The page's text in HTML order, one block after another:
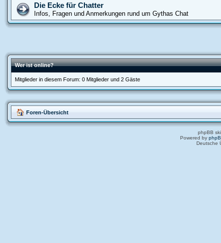
Die Ecke für Chatter
Infos, Fragen und Anmerkungen rund um Gythas Chat
Wer ist online?
Mitglieder in diesem Forum: 0 Mitglieder und 2 Gäste
Foren-Übersicht
phpBB
Powered by
Deutsche